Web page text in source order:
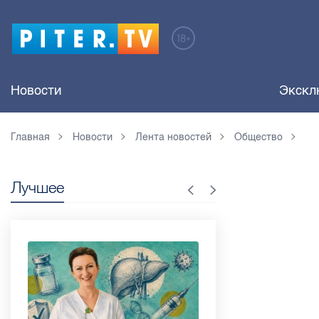
Новости
Главная Новости Лента новостей Общество
Лучшее